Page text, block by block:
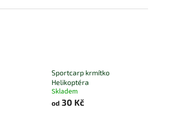
Sportcarp krmítko
Helikoptéra
Skladem
od30 Kč